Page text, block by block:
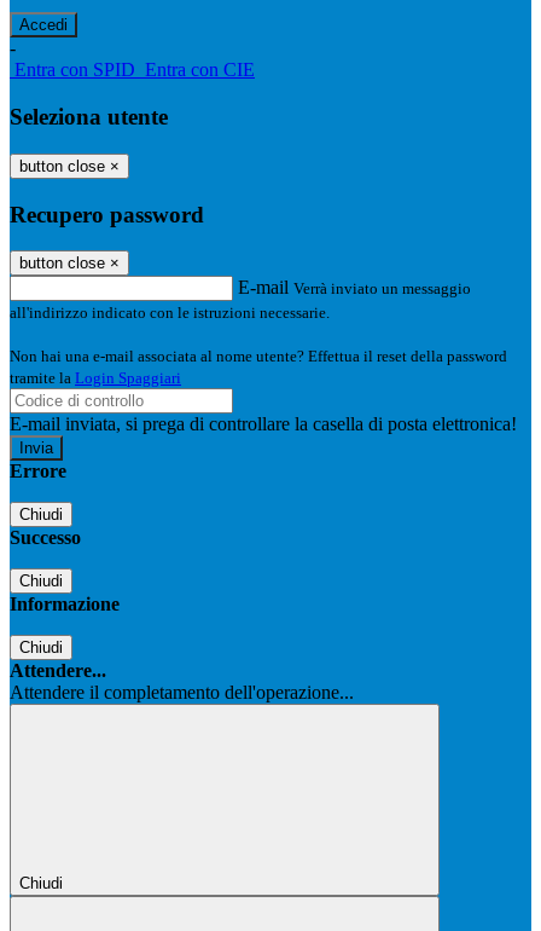
-
Entra con SPID Entra con CIE
Seleziona utente
button close ×
Recupero password
button close ×
E-mail Verrà inviato un messaggio
all'indirizzo indicato con le istruzioni necessarie.
Non hai una e-mail associata al nome utente? Effettua il reset della password
tramite la Login Spaggiari
E-mail inviata, si prega di controllare la casella di posta elettronica!
Errore
Chiudi
Successo
Chiudi
Informazione
Chiudi
Attendere...
Attendere il completamento dell'operazione...
Chiudi